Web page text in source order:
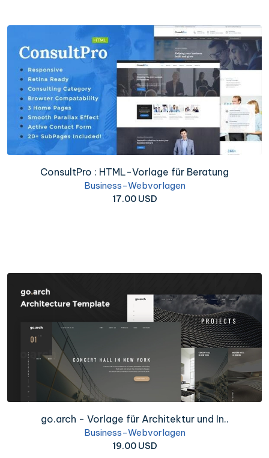
ConsultPro : HTML-Vorlage für Beratung
Business-Webvorlagen
17.00 USD
go.arch - Vorlage für Architektur und In..
Business-Webvorlagen
19.00 USD